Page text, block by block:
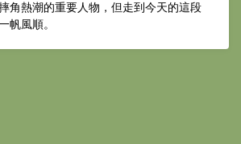
角熱潮的重要人物，但走到今天的這段
帆風順。